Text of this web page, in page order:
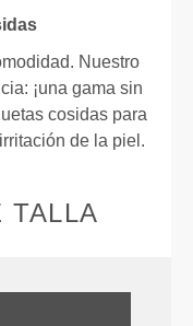
Nuestro
¡una gama sin
cosidas para
de la piel.
TALLA